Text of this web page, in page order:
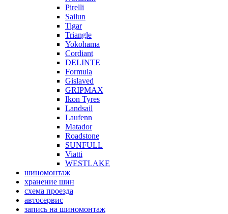
Pirelli
Sailun
Tigar
Triangle
Yokohama
Cordiant
DELINTE
Formula
Gislaved
GRIPMAX
Ikon Tyres
Landsail
Laufenn
Matador
Roadstone
SUNFULL
Viatti
WESTLAKE
шиномонтаж
хранение шин
схема проезда
автосервис
запись на шиномонтаж